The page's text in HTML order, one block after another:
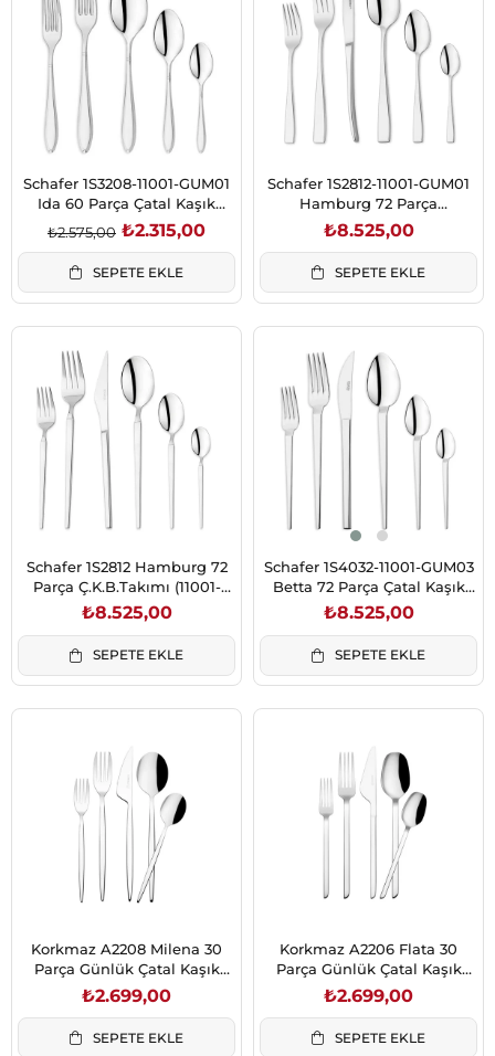
Schafer 1S3208-11001-GUM01
Ida 60 Parça Çatal Kaşık
Takımı-Gümüş
₺2.315,00
₺2.575,00
SEPETE EKLE
Schafer 1S2812-11001-GUM01
Hamburg 72 Parça
Ç.K.B.Takımı-Gümüş01
₺8.525,00
SEPETE EKLE
Schafer 1S2812 Hamburg 72
Parça Ç.K.B.Takımı (11001-
GUM11)
₺8.525,00
SEPETE EKLE
Schafer 1S4032-11001-GUM03
Betta 72 Parça Çatal Kaşık
Bıçak Takımı-Gümüş03
₺8.525,00
SEPETE EKLE
Korkmaz A2208 Milena 30
Parça Günlük Çatal Kaşık
Bıçak Takımı
₺2.699,00
SEPETE EKLE
Korkmaz A2206 Flata 30
Parça Günlük Çatal Kaşık
Bıçak Takımı
₺2.699,00
SEPETE EKLE